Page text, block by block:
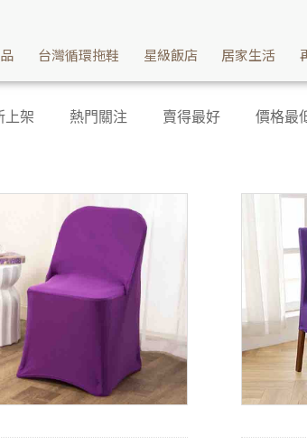
台灣循環拖鞋 星級飯店 居家生活
上架 熱門關注 賣得最好 價格最